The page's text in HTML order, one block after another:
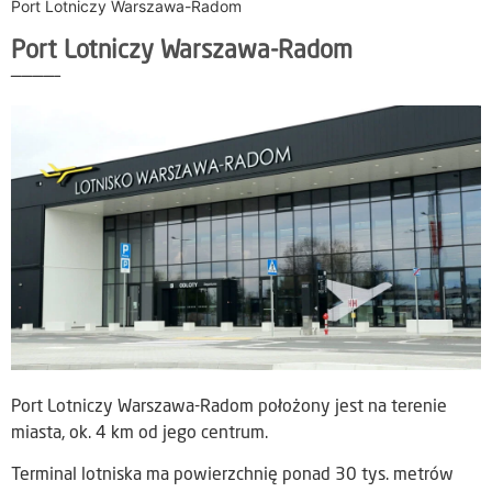
Port Lotniczy Warszawa-Radom
Port Lotniczy Warszawa-Radom
————–
Port Lotniczy Warszawa-Radom położony jest na terenie
miasta, ok. 4 km od jego centrum.
Terminal lotniska ma powierzchnię ponad 30 tys. metrów